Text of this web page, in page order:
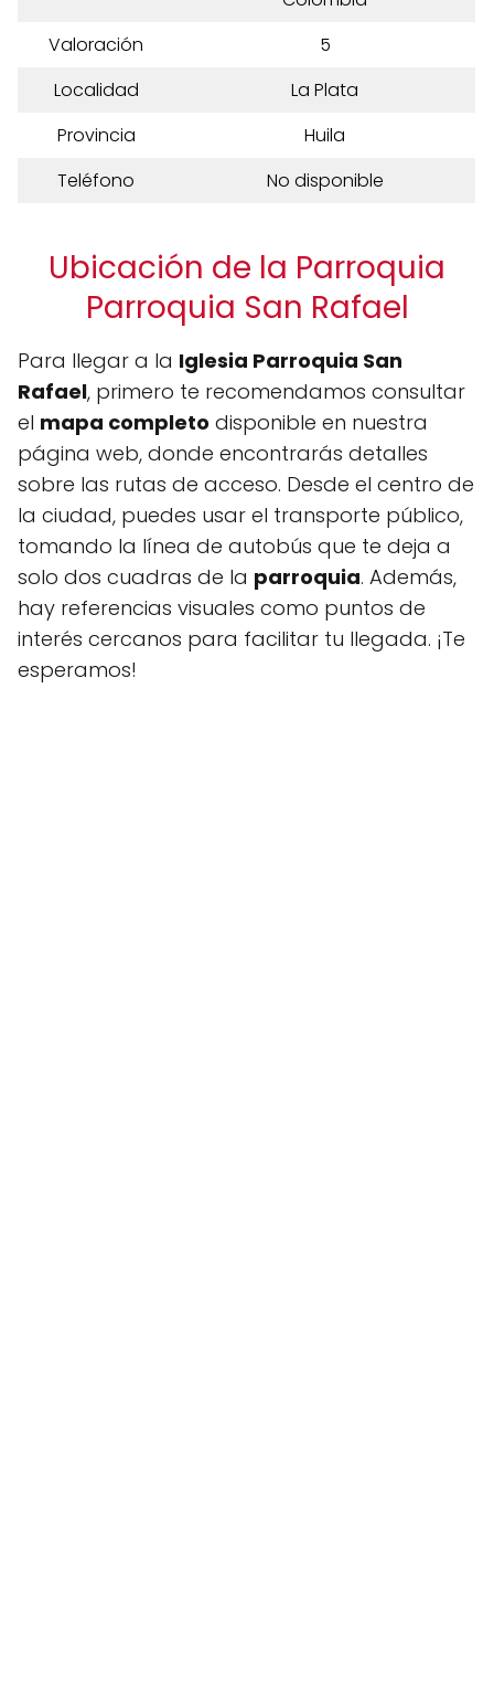
Valoración
5
Localidad
La Plata
Provincia
Huila
Teléfono
No disponible
Ubicación de la Parroquia
Parroquia San Rafael
Para llegar a la Iglesia Parroquia San
Rafael, primero te recomendamos consultar
el mapa completo disponible en nuestra
página web, donde encontrarás detalles
sobre las rutas de acceso. Desde el centro de
la ciudad, puedes usar el transporte público,
tomando la línea de autobús que te deja a
solo dos cuadras de la parroquia. Además,
hay referencias visuales como puntos de
interés cercanos para facilitar tu llegada. ¡Te
esperamos!